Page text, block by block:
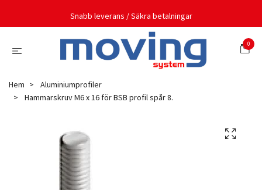
Snabb leverans / Säkra betalningar
0
Hem
Aluminiumprofiler
Hammarskruv M6 x 16 för BSB profil spår 8.